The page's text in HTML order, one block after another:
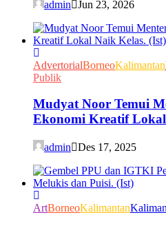
admin Jun 23, 2026
AdvertorialBorneoKalimantan
Publik
Mudyat Noor Temui
Ekonomi Kreatif
admin Des 17, 2025
ArtBorneoKalimantan